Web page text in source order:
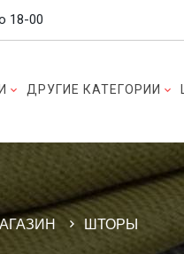
18-00
ДРУГИЕ КАТЕГОРИИ
ШТОРЫ